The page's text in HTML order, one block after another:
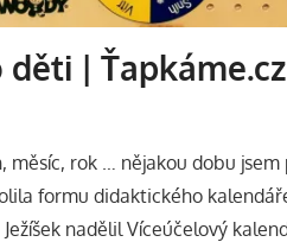
| Ťapkáme.cz
rok … nějakou dobu
formu didaktického
nadělil Víceúčelový